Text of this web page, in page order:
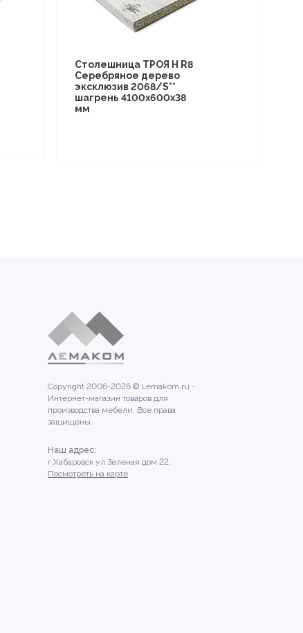
Столешница ТРОЯ Н R8
Серебряное дерево
эксклюзив 2068/S**
шагрень 4100х600х38
мм
Copyright 2006-2026 © Lemakom.ru -
Интернет-магазин товаров для
производства мебели. Все права
защищены.
Наш адрес:
г.Хабаровск ул.Зеленая дом 22.
Посмотреть на карте